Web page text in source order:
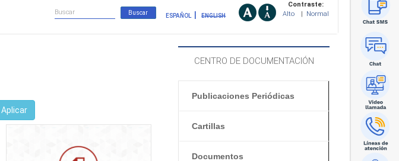
Contraste:
Alto
Normal
ESPAÑOL ENGLISH
Formulario
de
Aplicar
CENTRO DE DOCUMENTACIÓN
Publicaciones Periódicas
Cartillas
Documentos